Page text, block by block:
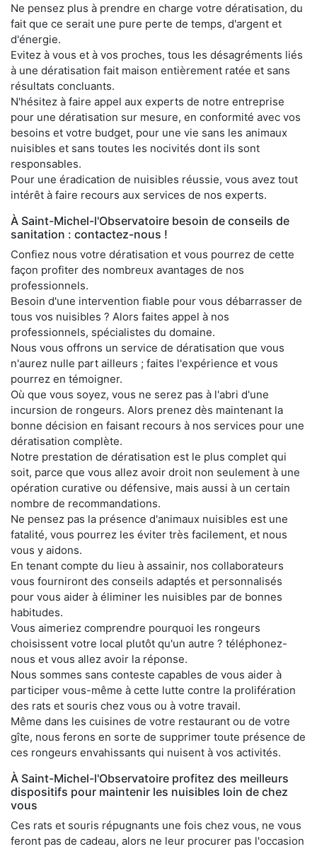
Ne pensez plus à prendre en charge votre dératisation, du
fait que ce serait une pure perte de temps, d'argent et
d'énergie.
Evitez à vous et à vos proches, tous les désagréments liés
à une dératisation fait maison entièrement ratée et sans
résultats concluants.
N'hésitez à faire appel aux experts de notre entreprise
pour une dératisation sur mesure, en conformité avec vos
besoins et votre budget, pour une vie sans les animaux
nuisibles et sans toutes les nocivités dont ils sont
responsables.
Pour une éradication de nuisibles réussie, vous avez tout
intérêt à faire recours aux services de nos experts.
À Saint-Michel-l'Observatoire besoin de conseils de
sanitation : contactez-nous !
Confiez nous votre dératisation et vous pourrez de cette
façon profiter des nombreux avantages de nos
professionnels.
Besoin d'une intervention fiable pour vous débarrasser de
tous vos nuisibles ? Alors faites appel à nos
professionnels, spécialistes du domaine.
Nous vous offrons un service de dératisation que vous
n'aurez nulle part ailleurs ; faites l'expérience et vous
pourrez en témoigner.
Où que vous soyez, vous ne serez pas à l'abri d'une
incursion de rongeurs. Alors prenez dès maintenant la
bonne décision en faisant recours à nos services pour une
dératisation complète.
Notre prestation de dératisation est le plus complet qui
soit, parce que vous allez avoir droit non seulement à une
opération curative ou défensive, mais aussi à un certain
nombre de recommandations.
Ne pensez pas la présence d'animaux nuisibles est une
fatalité, vous pourrez les éviter très facilement, et nous
vous y aidons.
En tenant compte du lieu à assainir, nos collaborateurs
vous fourniront des conseils adaptés et personnalisés
pour vous aider à éliminer les nuisibles par de bonnes
habitudes.
Vous aimeriez comprendre pourquoi les rongeurs
choisissent votre local plutôt qu'un autre ? téléphonez-
nous et vous allez avoir la réponse.
Nous sommes sans conteste capables de vous aider à
participer vous-même à cette lutte contre la prolifération
des rats et souris chez vous ou à votre travail.
Même dans les cuisines de votre restaurant ou de votre
gîte, nous ferons en sorte de supprimer toute présence de
ces rongeurs envahissants qui nuisent à vos activités.
À Saint-Michel-l'Observatoire profitez des meilleurs
dispositifs pour maintenir les nuisibles loin de chez
vous
Ces rats et souris répugnants une fois chez vous, ne vous
feront pas de cadeau, alors ne leur procurer pas l'occasion